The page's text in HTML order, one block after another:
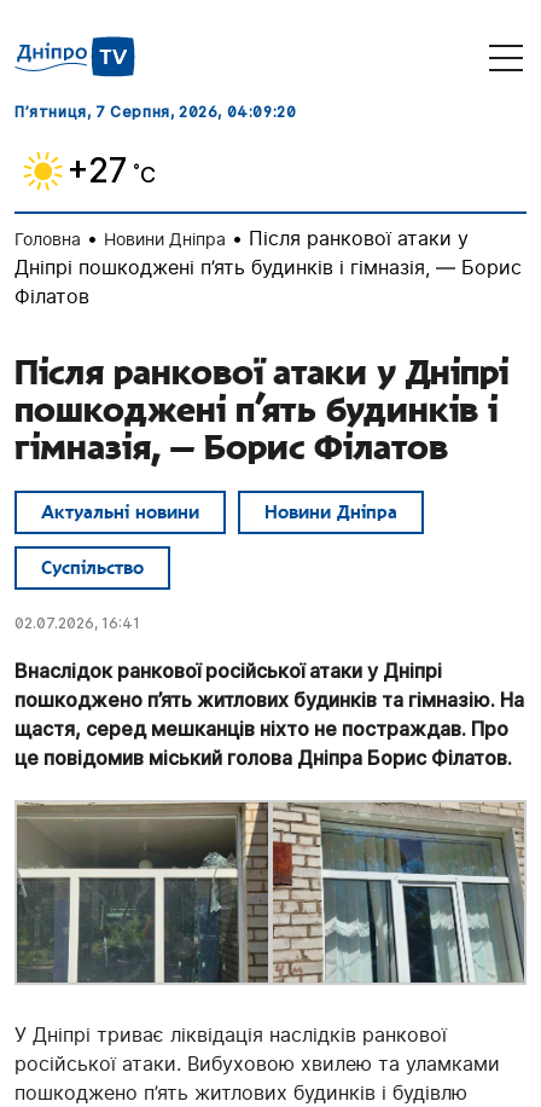
П’ятниця, 7 Серпня, 2026, 04:09:21
+27 ˚C
Головна • Новини Дніпра • Після ранкової атаки у
Дніпрі пошкоджені п’ять будинків і гімназія, — Борис
Філатов
Після ранкової атаки у Дніпрі
пошкоджені п’ять будинків і
гімназія, — Борис Філатов
Актуальні новини Новини Дніпра
Суспільство
02.07.2026, 16:41
Внаслідок ранкової російської атаки у Дніпрі
пошкоджено п’ять житлових будинків та гімназію. На
щастя, серед мешканців ніхто не постраждав. Про
це повідомив міський голова Дніпра Борис Філатов.
У Дніпрі триває ліквідація наслідків ранкової
російської атаки. Вибуховою хвилею та уламками
пошкоджено п’ять житлових будинків і будівлю